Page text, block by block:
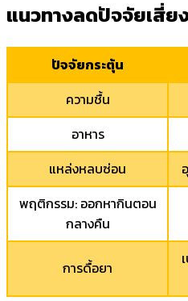
แนวทางลดปัจจัยเสี่ย
ปัจจัยกระตุ้น
ความชื้น
อาหาร
แหล่งหลบซ่อน
พฤติกรรม: ออกหากินตอน
กลางคืน
การดื้อยา